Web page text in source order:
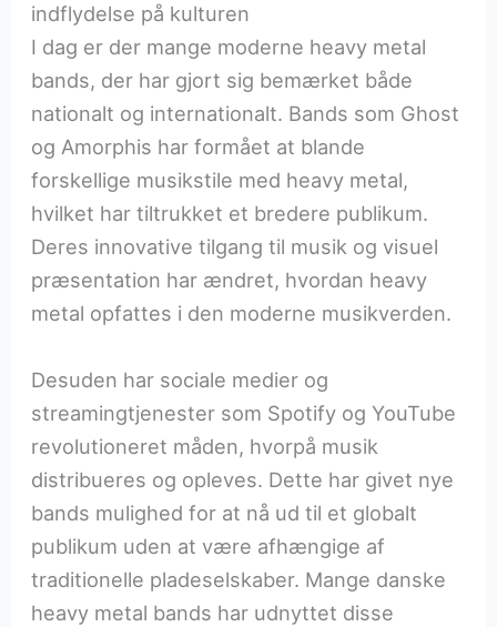
indflydelse på kulturen
I dag er der mange moderne heavy metal
bands, der har gjort sig bemærket både
nationalt og internationalt. Bands som Ghost
og Amorphis har formået at blande
forskellige musikstile med heavy metal,
hvilket har tiltrukket et bredere publikum.
Deres innovative tilgang til musik og visuel
præsentation har ændret, hvordan heavy
metal opfattes i den moderne musikverden.
Desuden har sociale medier og
streamingtjenester som Spotify og YouTube
revolutioneret måden, hvorpå musik
distribueres og opleves. Dette har givet nye
bands mulighed for at nå ud til et globalt
publikum uden at være afhængige af
traditionelle pladeselskaber. Mange danske
heavy metal bands har udnyttet disse